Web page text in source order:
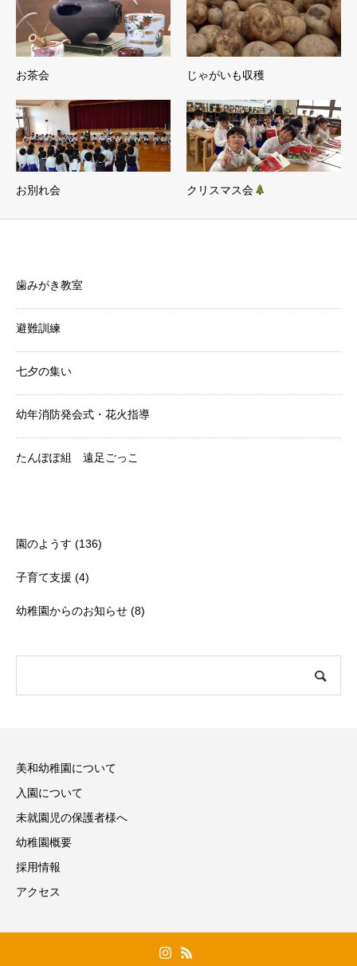
お茶会 じゃがいも収穫
お別れ会 クリスマス会
歯みがき教室
避難訓練
七夕の集い
幼年消防発会式・花火指導
たんぽぽ組 遠足ごっこ
園のようす (136)
子育て支援 (4)
幼稚園からのお知らせ (8)
美和幼稚園について
入園について
未就園児の保護者様へ
幼稚園概要
採用情報
アクセス